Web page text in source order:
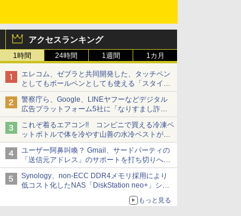
アクセスランキング
1時間 24時間 1週間 1カ月
エレコム、ゼブラと共同開発した、タッチペン
としてもボールペンとしても使える「スタイラ
スツーウェイ」発売 iPadにも紙にも、持ち替
えずに書き込める
警察庁ら、Google、LINEヤフーなどデジタル
広告プラットフォーム5社に「なりすまし詐欺
広告」対策強化を要請 著名人の写真や映像を
使った投資詐欺などへの対策として
これぞ着るエアコン!! コンビニで買える冷凍ペ
ットボトルで体を冷やす山善の水冷ベストがロ
ードバイクにちょうどいい【ぼっち・ざ・ろー
ど！その14】【空いた時間でなにしてる？】
ユーザー阿鼻叫喚？ Gmail、サードパーティの
「送信元アドレス」のサポートを打ち切りへ
【やじうまWatch】
Synology、non-ECC DDR4メモリ採用により
低コスト化したNAS「DiskStation neo+」シリ
ーズ 予算を抑えて導入でき、ECCメモリへの
もっと見る